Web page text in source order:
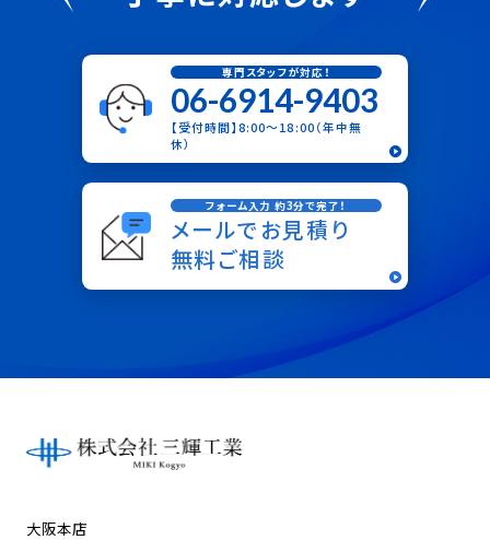
専門スタッフが対応！
06-6914-9403
【受付時間】8:00〜18:00（年中無
休）
フォーム入力 約3分で完了！
メールでお見積り
無料ご相談
大阪本店